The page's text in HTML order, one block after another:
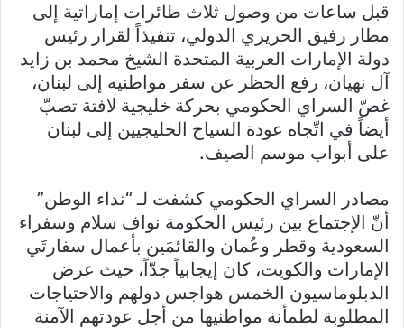
قبل ساعات من وصول ثلاث طائرات إماراتية إلى
مطار رفيق الحريري الدولي، تنفيذاً لقرار رئيس
دولة الإمارات العربية المتحدة الشيخ محمد بن زايد
آل نهيان، رفع الحظر عن سفر مواطنيه إلى لبنان،
غصّ السراي الحكومي بحركة خليجية لافتة تصبّ
أيضاً في اتّجاه عودة السياح الخليجيين إلى لبنان
على أبواب موسم الصيف.
مصادر السراي الحكومي كشفت لـ “نداء الوطن”
أنّ الإجتماع بين رئيس الحكومة نواف سلام وسفراء
السعودية وقطر وعُمان والقائمَين بأعمال سفارتَي
الإمارات والكويت، كان إيجابياً جدّاً، حيث عرض
الدبلوماسيون الخمس هواجس دولهم والاحتياجات
المطلوبة لطمأنة مواطنيها من أجل عودتهم الآمنة